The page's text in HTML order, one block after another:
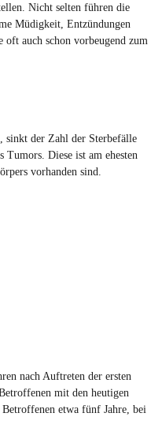
Nicht selten führen die
Müdigkeit, Entzündungen
oft auch schon vorbeugend zum
sinkt der Zahl der Sterbefälle
Diese ist am ehesten
vorhanden sind.
nach Auftreten der ersten
mit den heutigen
etwa fünf Jahre, bei